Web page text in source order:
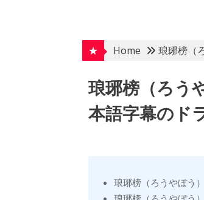
★
Home 琅琊榜（
琅琊榜（ろう
本語字幕のド
琅琊榜（ろうやぼう